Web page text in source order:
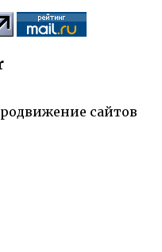
сайтов